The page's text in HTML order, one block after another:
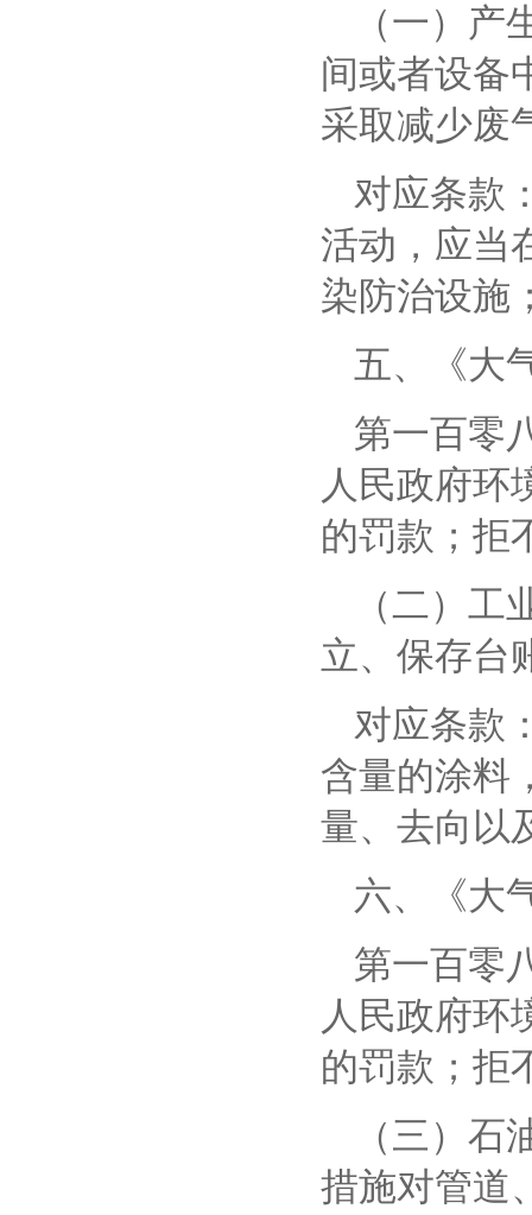
（一）
间或者设备
采取减少废
对应条款
活动，应当
染防治设施
五、
《
第一百零
人民政府环
的罚款；拒
（二）
立、保存台
对应条款
含量的涂料
量、去向以
六、
《
第一百零
人民政府环
的罚款；拒
（三）
措施对管道